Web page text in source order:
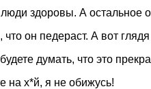
здоровы. А остальное
он педераст. А вот
думать, что это
на х*й, я не обижусь!